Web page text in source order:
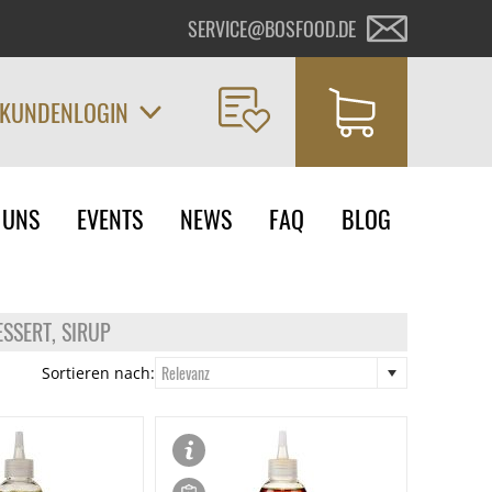
SERVICE@BOSFOOD.DE
KUNDENLOGIN
EVENTS NEWS FAQ BLOG
SIRUP
Sortieren nach: Relevanz